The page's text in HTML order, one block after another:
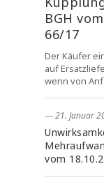
BGH
66/17
Der Käufer
auf
wenn von
― 21. Januar
vom